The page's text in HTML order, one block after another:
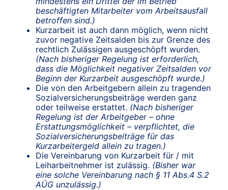
beschäftigten Mitarbeiter vom Arbeitsausfall
betroffen sind.)
Kurzarbeit ist auch dann möglich, wenn nicht
zuvor negative Zeitsalden bis zur Grenze des
rechtlich Zulässigen ausgeschöpft wurden.
(Nach bisheriger Regelung ist erforderlich,
dass die Möglichkeit negativer Zeitsalden vor
Beginn der Kurzarbeit ausgeschöpft wurde.)
Die von den Arbeitgebern allein zu tragenden
Sozialversicherungsbeiträge werden ganz
oder teilweise erstattet. (Nach bisheriger
Regelung ist der Arbeitgeber – ohne
Erstattungsmöglichkeit – verpflichtet, die
Sozialversicherungsbeiträge für das
Kurzarbeitergeld allein zu tragen.)
Die Vereinbarung von Kurzarbeit für / mit
Leiharbeitnehmer ist zulässig. (Bisher war
eine solche Vereinbarung nach § 11 Abs.4 S.2
AÜG unzulässig.)